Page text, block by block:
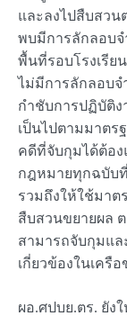
และลงไปสืบสวน
พบมีการลักลอบจ
พื้นที่รอบโรงเรีย
ไม่มีการลักลอบจ
กำชับการปฏิบัติง
เป็นไปตามมาตร
คดีที่จับกุมได้ต้อ
กฎหมายทุกฉบับที่
รวมถึงให้ใช้มาต
สืบสวนขยายผล ต
สามารถจับกุมแล
เกี่ยวข้องในเครื
ผอ.ศปบย.ตร. ยัง